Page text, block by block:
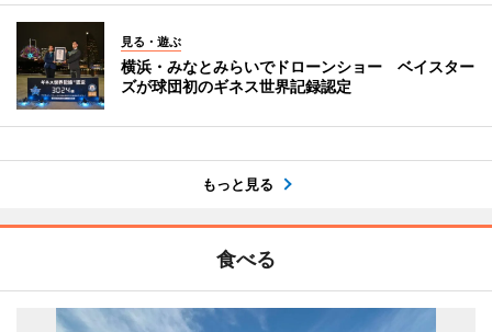
見る・遊ぶ
横浜・みなとみらいでドローンショー ベイスター
ズが球団初のギネス世界記録認定
もっと見る
食べる